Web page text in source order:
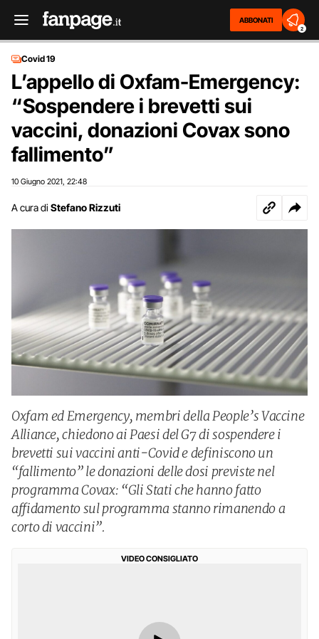
ABBONATI
2
Covid 19
L’appello di Oxfam-Emergency:
“Sospendere i brevetti sui
vaccini, donazioni Covax sono
fallimento”
10 Giugno 2021 22:48
A cura di Stefano Rizzuti
Oxfam ed Emergency, membri della People’s Vaccine
Alliance, chiedono ai Paesi del G7 di sospendere i
brevetti sui vaccini anti-Covid e definiscono un
“fallimento” le donazioni delle dosi previste nel
programma Covax: “Gli Stati che hanno fatto
affidamento sul programma stanno rimanendo a
corto di vaccini”.
VIDEO CONSIGLIATO